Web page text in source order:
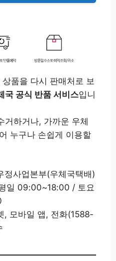
품을 다시 판매처로 보
국 공식 반품 서비스입니
거하거나, 가까운 우체
누구나 손쉽게 이용할
정사업본부(우체국택배)
일 09:00~18:00 / 토요
, 모바일 앱, 전화(1588-